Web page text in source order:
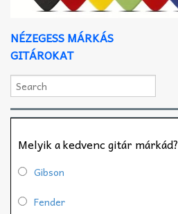
NÉZEGESS MÁRKÁS
GITÁROKAT
Melyik a kedvenc gitár márkád?
Gibson
Fender